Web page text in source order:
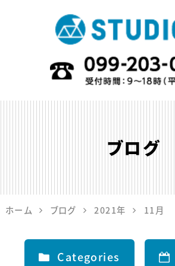
鹿児
ン
ブログ
ホーム ブログ 2021年 11月
Categories